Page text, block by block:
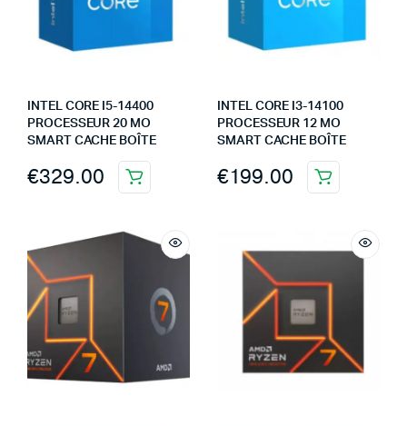
INTEL CORE I5-14400
PROCESSEUR 20 MO
SMART CACHE BOÎTE
€329.00
INTEL CORE I3-14100
PROCESSEUR 12 MO
SMART CACHE BOÎTE
€199.00